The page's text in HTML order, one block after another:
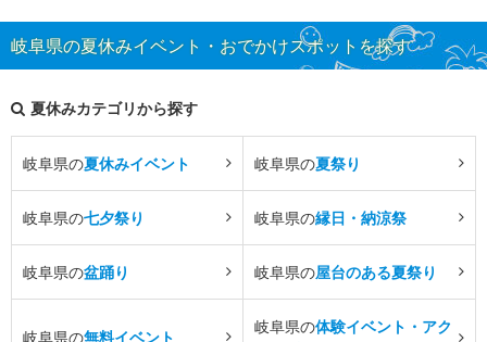
岐阜県の夏休みイベント・おでかけスポットを探す
夏休みカテゴリから探す
岐阜県の夏休みイベント 岐阜県の夏祭り
岐阜県の七夕祭り 岐阜県の縁日・納涼祭
岐阜県の盆踊り 岐阜県の屋台のある夏祭り
岐阜県の無料イベント
岐阜県の体験イベント・アク